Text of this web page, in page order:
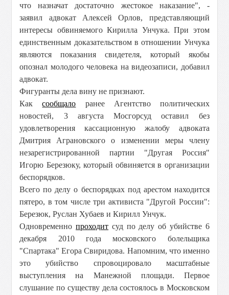
что назначат достаточно жестокое наказание", -
заявил адвокат Алексей Орлов, представляющий
интересы обвиняемого Кирилла Унчука. При этом
единственным доказательством в отношении Унчука
являются показания свидетеля, который якобы
опознал молодого человека на видеозаписи, добавил
адвокат.
Фигуранты дела вину не признают.
Каксообщало ранее Агентство политических
новостей, 3 августа Мосгорсуд оставил без
удовлетворения кассационную жалобу адвоката
Дмитрия Аграновского о изменении меры члену
незарегистрированной партии "Другая Россия"
Игорю Березюку, который обвиняется в организации
беспорядков.
Всего по делу о беспорядках под арестом находится
пятеро, в том числе три активиста "Другой России":
Березюк, Руслан Хубаев и Кирилл Унчук.
Одновременнопроходит суд по делу об убийстве 6
декабря 2010 года московского болельщика
"Спартака" Егора Свиридова. Напомним, что именно
это убийство спровоцировало масштабные
выступления на Манежной площади. Первое
слушание по существу дела состоялось в Московском